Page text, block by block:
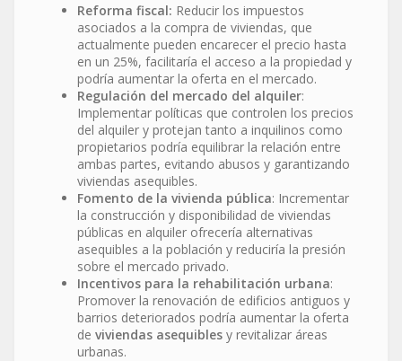
Reforma fiscal: Reducir los impuestos
asociados a la compra de viviendas, que
actualmente pueden encarecer el precio hasta
en un 25%, facilitaría el acceso a la propiedad y
podría aumentar la oferta en el mercado.
Regulación del mercado del alquiler:
Implementar políticas que controlen los precios
del alquiler y protejan tanto a inquilinos como
propietarios podría equilibrar la relación entre
ambas partes, evitando abusos y garantizando
viviendas asequibles.
Fomento de la vivienda pública: Incrementar
la construcción y disponibilidad de viviendas
públicas en alquiler ofrecería alternativas
asequibles a la población y reduciría la presión
sobre el mercado privado.
Incentivos para la rehabilitación urbana:
Promover la renovación de edificios antiguos y
barrios deteriorados podría aumentar la oferta
de viviendas asequibles y revitalizar áreas
urbanas.